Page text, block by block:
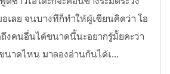
เลย จนบางทีก็ทำให้ผู้เขียนคิดว่า โอ
งคนอื่นได้ขนาดนี้นะอยากรู้มั้ยคะว่า
นาดไหน มาลองอ่านกันได้เ...